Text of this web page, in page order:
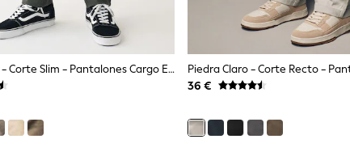
Gris Antracita - Corte Slim - Pantalones Cargo En Tejido Elástico De Algodón
36 €